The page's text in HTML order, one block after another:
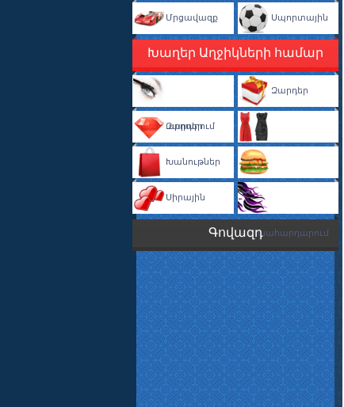
Մրցավազք Սպորտային
Խաղեր Աղջիկների համար
Դիմահարդարում
Զարդեր
Զարդեր
Զգեստաորում
Խանութներ
Խոհարարություն
Սիրային
Վարսահարդարում
Գովազդ